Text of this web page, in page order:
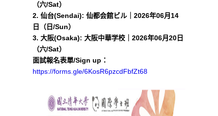
（六/Sat）
2. 仙台(Sendai): 仙都会館ビル｜2026年06月14
日（日/Sun）
3. 大阪(Osaka): 大阪中華学校｜2026年06月20日
（六/Sat）
面試報名表單/Sign up：
https://forms.gle/6KosR6pzcdFbfZt68